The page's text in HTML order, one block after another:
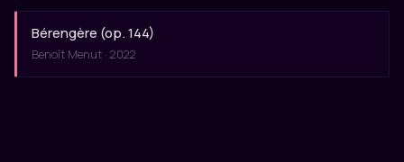
Bérengère (op. 144)
Benoît Menut · 2022